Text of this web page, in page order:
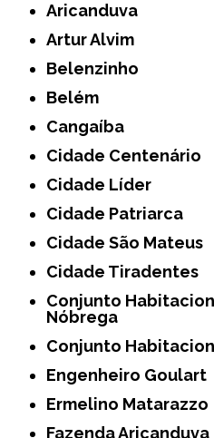
Aricanduva
Artur Alvim
Belenzinho
Belém
Cangaíba
Cidade Centenário
Cidade Líder
Cidade Patriarca
Cidade São Mateus
Cidade Tiradentes
Conjunto Habitacional Padre Manoel da
Nóbrega
Conjunto
Engenheiro Goulart
Ermelino Matarazzo
Fazenda Aricanduva